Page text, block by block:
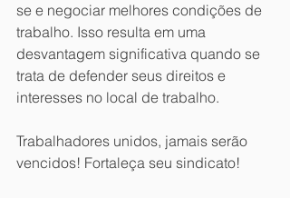
se e negociar melhores condições de
trabalho. Isso resulta em uma
desvantagem significativa quando se
trata de defender seus direitos e
interesses no local de trabalho.
Trabalhadores unidos, jamais serão
vencidos! Fortaleça seu sindicato!